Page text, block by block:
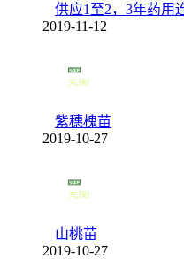
供应1至2，3年药用
2019-11-12
紫穗槐苗
2019-10-27
山桃苗
2019-10-27